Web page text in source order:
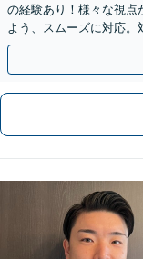
の経験あり！様々な視点
よう、スムーズに対応。
通。お困りの方はすぐ